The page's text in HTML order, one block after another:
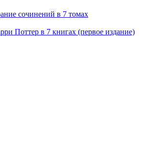
сочинений в 7 томах